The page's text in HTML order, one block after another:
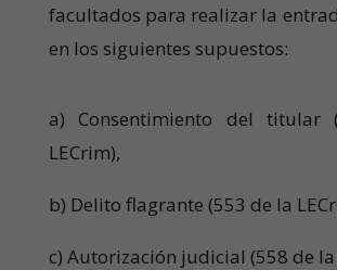
facultados para realizar la
en los siguientes supuestos:
a) Consentimiento del titular
LECrim),
b) Delito flagrante (553 de la
c) Autorización judicial (558 de la